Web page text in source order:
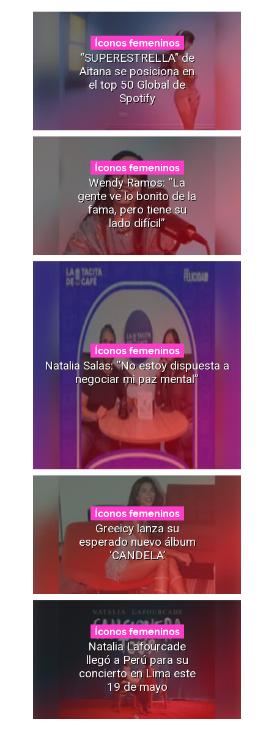
Íconos femeninos
“SUPERESTRELLA" de
Aitana se posiciona en
el top 50 Global de
Spotify
Íconos femeninos
Wendy Ramos: “La
gente ve lo bonito de la
fama, pero tiene su
lado difícil”
Íconos femeninos
Natalia Salas: “No estoy dispuesta a
negociar mi paz mental”
Íconos femeninos
Greeicy lanza su
esperado nuevo álbum
‘CANDELA’
Íconos femeninos
Natalia Lafourcade
llegó a Perú para su
concierto en Lima este
19 de mayo